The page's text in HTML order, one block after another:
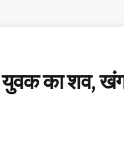
युवक का शव,